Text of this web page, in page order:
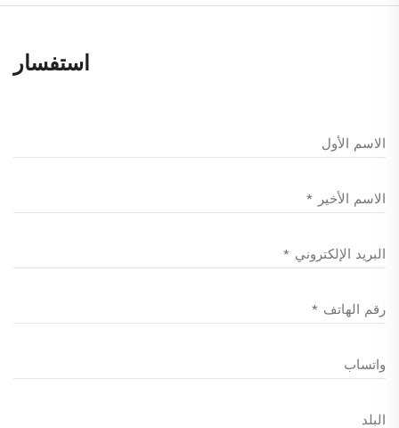
استفسار